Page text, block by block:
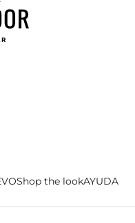
Shop the lookAYUDA